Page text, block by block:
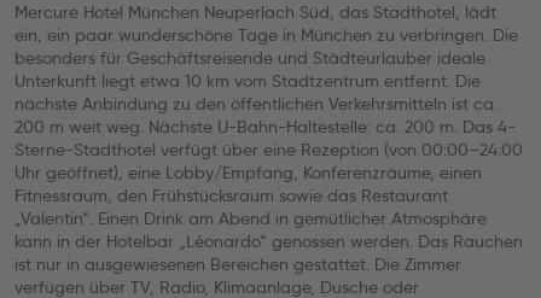
Mercure Hotel München Neuperlach Süd, das Stadthotel, lädt
ein, ein paar wunderschöne Tage in München zu verbringen. Die
besonders für Geschäftsreisende und Städteurlauber ideale
Unterkunft liegt etwa 10 km vom Stadtzentrum entfernt. Die
nächste Anbindung zu den öffentlichen Verkehrsmitteln ist ca.
200 m weit weg. Nächste U-Bahn-Haltestelle: ca. 200 m. Das 4-
Sterne-Stadthotel verfügt über eine Rezeption (von 00:00–24:00
Uhr geöffnet), eine Lobby/Empfang, Konferenzräume, einen
Fitnessraum, den Frühstücksraum sowie das Restaurant
„Valentin“. Einen Drink am Abend in gemütlicher Atmosphäre
kann in der Hotelbar „Léonardo“ genossen werden. Das Rauchen
ist nur in ausgewiesenen Bereichen gestattet. Die Zimmer
verfügen über TV, Radio, Klimaanlage, Dusche oder